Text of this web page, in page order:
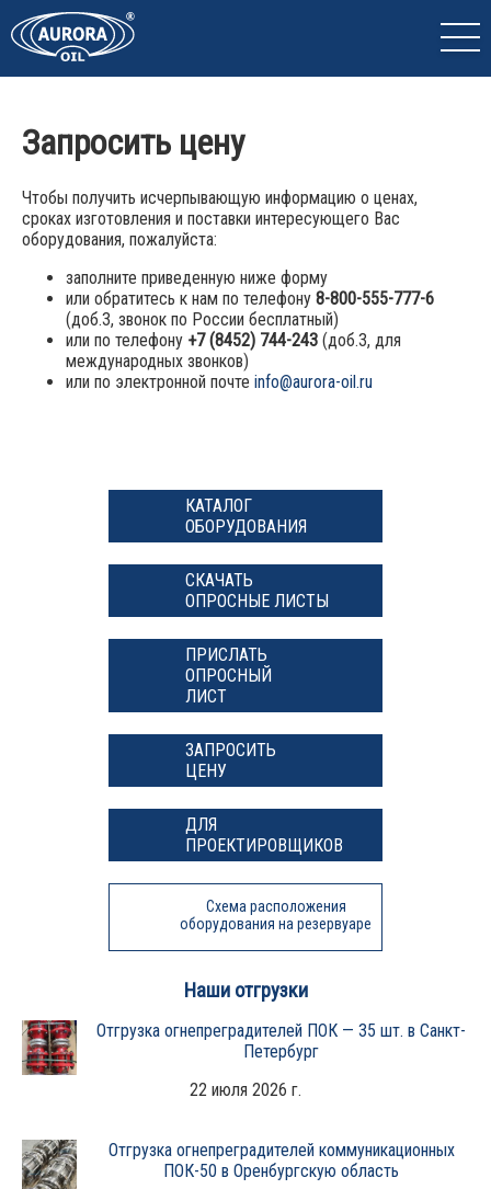
Запросить цену
Чтобы получить исчерпывающую информацию о ценах,
сроках изготовления и поставки интересующего Вас
оборудования, пожалуйста:
заполните приведенную ниже форму
или обратитесь к нам по телефону 8-800-555-777-6
(доб.3, звонок по России бесплатный)
или по телефону +7 (8452) 744-243 (доб.3, для
международных звонков)
или по электронной почте info@aurora-oil.ru
КАТАЛОГ
ОБОРУДОВАНИЯ
СКАЧАТЬ
ОПРОСНЫЕ ЛИСТЫ
ПРИСЛАТЬ
ОПРОСНЫЙ
ЛИСТ
ЗАПРОСИТЬ
ЦЕНУ
ДЛЯ
ПРОЕКТИРОВЩИКОВ
Схема расположения
оборудования на резервуаре
Наши отгрузки
Отгрузка огнепреградителей ПОК — 35 шт. в Санкт-
Петербург
22 июля 2026 г.
Отгрузка огнепреградителей коммуникационных
ПОК-50 в Оренбургскую область